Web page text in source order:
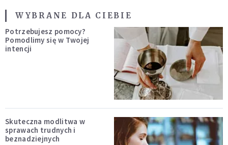
WYBRANE DLA CIEBIE
Potrzebujesz pomocy?
Pomodlimy się w Twojej
intencji
Skuteczna modlitwa w
sprawach trudnych i
beznadziejnych